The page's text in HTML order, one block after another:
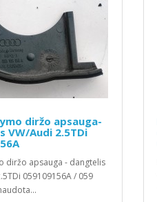
diržo apsauga-
VW/Audi 2.5TDi
diržo apsauga - dangtelis
059109156A / 059